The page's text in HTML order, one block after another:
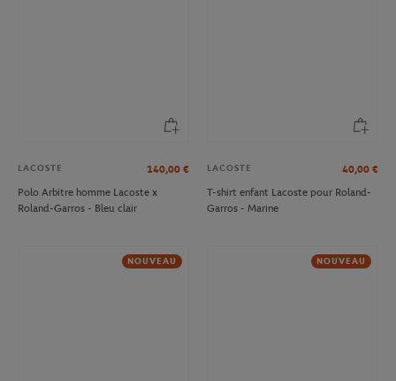
LACOSTE 140,00 €
Polo Arbitre homme Lacoste x
Roland-Garros - Bleu clair
LACOSTE 40,00 €
T-shirt enfant Lacoste pour Roland-
Garros - Marine
NOUVEAU NOUVEAU